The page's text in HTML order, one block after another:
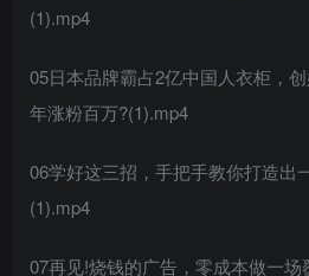
(1).mp4
05日本品牌霸占2亿中国人衣柜，
年涨粉百万?(1).mp4
06学好这三招，手把手教你打造出
(1).mp4
07再见!烧钱的广告，零成本做一